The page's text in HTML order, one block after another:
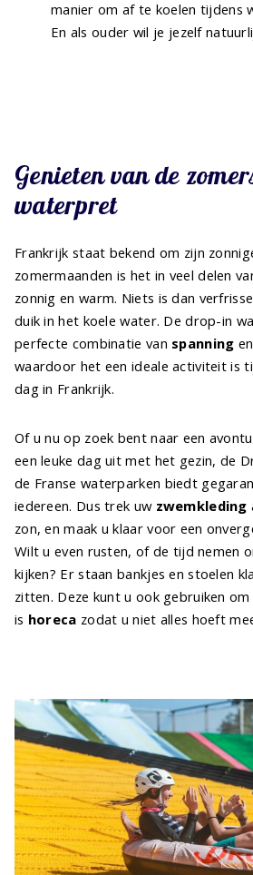
manier om af te koelen tijdens
En als ouder wil je jezelf
Genieten van de
waterpret
Frankrijk staat bekend om zijn
zomermaanden is het in veel delen
zonnig en warm. Niets is dan
duik in het koele water. De drop-in
perfecte combinatie van spanning en
waardoor het een ideale activiteit is
dag in Frankrijk.
Of u nu op zoek bent naar een
een leuke dag uit met het gezin, de
de Franse waterparken biedt
iedereen. Dus trek uw zwemkleding
zon, en maak u klaar voor een
Wilt u even rusten, of de tijd nemen
kijken? Er staan bankjes en stoelen
zitten. Deze kunt u ook gebruiken
is horeca zodat u niet alles hoeft